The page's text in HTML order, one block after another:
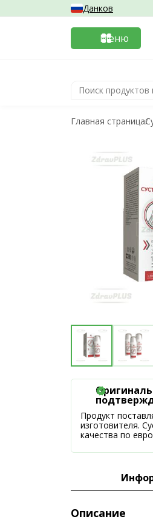
Данков
Меню
Главная страница
Продукт
изготовителя.
качества по
Описание